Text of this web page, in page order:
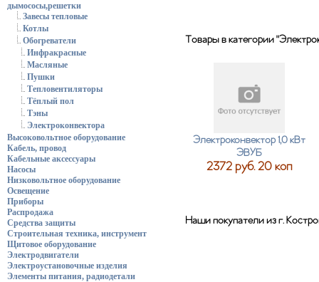
дымососы,решетки
Завесы тепловые
Котлы
Обогреватели
Инфракрасные
Масляные
Пушки
Тепловентиляторы
Тёплый пол
Тэны
Электроконвектора
Высоковольтное оборудование
Кабель, провод
Кабельные аксессуары
Насосы
Низковольтное оборудование
Освещение
Приборы
Распродажа
Средства защиты
Строительная техника, инструмент
Щитовое оборудование
Электродвигатели
Электроустановочные изделия
Элементы питания, радиодетали
Товары в категории
Электроконвектор 1,0 кВт
ЭВУБ
2372 руб. 20 коп
Наши покупатели из г.